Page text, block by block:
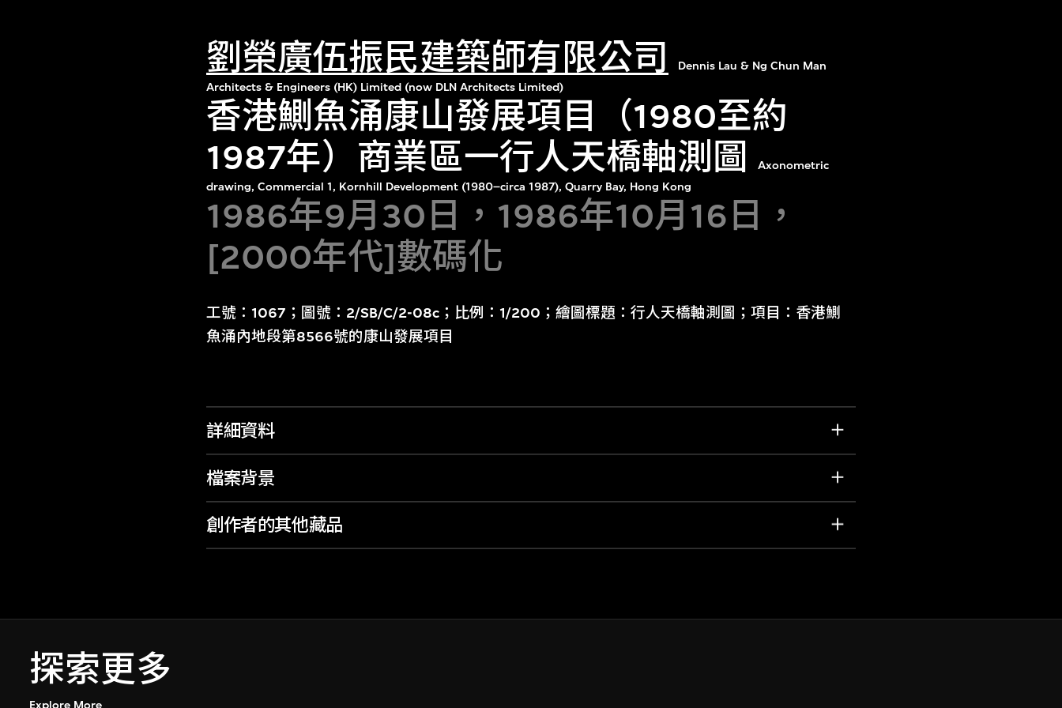
劉榮廣伍振民建築師有限公司
Dennis Lau & Ng Chun Man
Architects & Engineers (HK) Limited (now DLN Architects Limited)
香港鰂魚涌康山發展項目（1980至約
1987年）商業區一行人天橋軸測圖
Axonometric
drawing, Commercial 1, Kornhill Development (1980–circa 1987), Quarry Bay, Hong Kong
1986年9月30日，1986年10月16日，
[2000年代]數碼化
工號：1067；圖號：2/SB/C/2-08c；比例：1/200；繪圖標題：行人天橋軸測圖；項目：香港鰂
魚涌內地段第8566號的康山發展項目
詳細資料
檔案背景
創作者的其他藏品
探索更多
Explore More